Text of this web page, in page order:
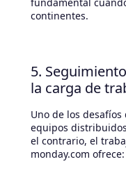
continentes.
5.
la carga de
Uno de los
equipos
el contrario, el
monday.com ofrece: